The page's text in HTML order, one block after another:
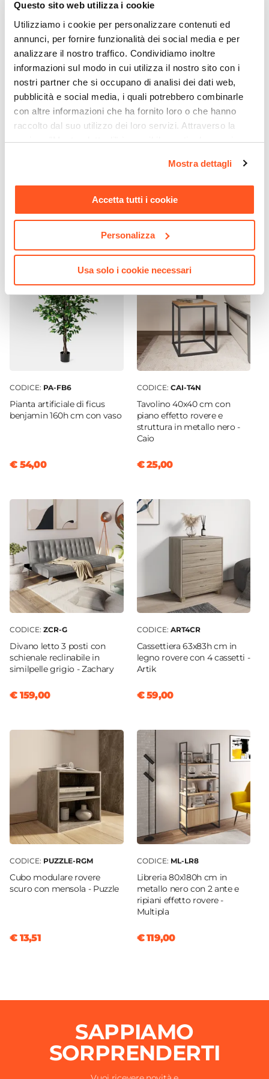
Questo sito web utilizza i cookie
Utilizziamo i cookie per personalizzare contenuti ed
annunci, per fornire funzionalità dei social media e per
analizzare il nostro traffico. Condividiamo inoltre
informazioni sul modo in cui utilizza il nostro sito con i
nostri partner che si occupano di analisi dei dati web,
pubblicità e social media, i quali potrebbero combinarle
con altre informazioni che ha fornito loro o che hanno
raccolto dal suo utilizzo dei loro servizi. Attraverso la
sezione "Mostra dettagli" è possibile gestire le proprie
momento. Per maggiori informazioni si invita a leggere la
nostraCookie Policy.
Mostra dettagli
Accetta tutti i cookie
Personalizza
Usa solo i cookie necessari
Similpelle
Materiale Seduta
Similpelle
Materiale Imbottitura
Schiuma poliuretanica
Materiale Basamento
Metallo
Finitura
Goffrata
Altezza Seduta Massima
Altezza Seduta Minima
Altezza Massima
96 cm
Altezza Minima
92 cm
Portata Massima
Braccioli
Si
Ruote
No
legno rovere con 3 cassetti
€ 61,00
scuro con anta - Puzzle
€ 13,51
CODICE: PA-FB6
Pianta artificiale di ficus
benjamin 160h cm con vaso
€ 54,00
CODICE: CAI-T4N
Tavolino 40x40 cm con
piano effetto rovere e
struttura in metallo nero -
Caio
€ 25,00
CODICE: ZCR-G
Divano letto 3 posti con
schienale reclinabile in
similpelle grigio - Zachary
€ 159,00
CODICE: ART4CR
Cassettiera 63x83h cm in
legno rovere con 4 cassetti -
Artik
€ 59,00
CODICE: PUZZLE-RGM
Cubo modulare rovere
scuro con mensola - Puzzle
€ 13,51
CODICE: ML-LR8
Libreria 80x180h cm in
metallo nero con 2 ante e
ripiani effetto rovere -
Multipla
€ 119,00
SAPPIAMO
SORPRENDERTI